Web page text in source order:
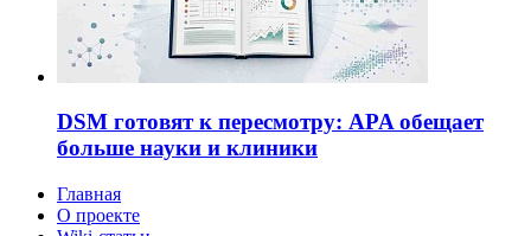
DSM готовят к пересмотру: APA обещает
больше науки и клиники
Главная
О проекте